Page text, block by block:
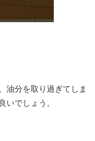
油分を取り過ぎてしま
いでしょう。